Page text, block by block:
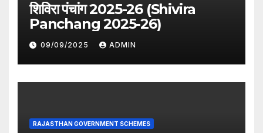
शिविरा पंचांग 2025-26 (Shivira
Panchang 2025-26)
09/09/2025 ADMIN
RAJASTHAN GOVERNMENT SCHEMES